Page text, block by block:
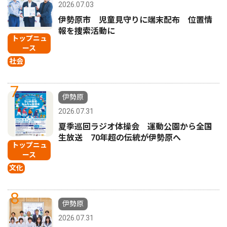
トップニュ
ース
社会
2026.07.03
伊勢原市 児童見守りに端末配布 位置情
報を捜索活動に
7
トップニュ
ース
文化
伊勢原
2026.07.31
夏季巡回ラジオ体操会 運動公園から全国
生放送 70年超の伝統が伊勢原へ
8
伊勢原
2026.07.31